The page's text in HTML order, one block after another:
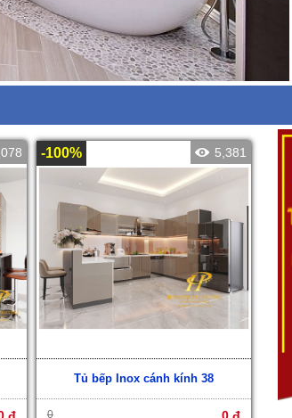
đ
-100% 5,381
Tủ bếp Inox cánh kính 38
0 0 đ